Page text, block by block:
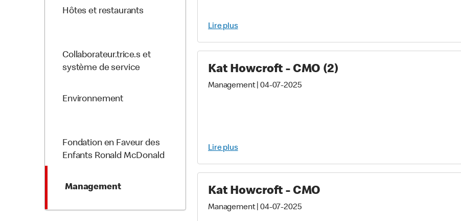
Hôtes et restaurants
Collaborateur.trice.s et
système de service
Environnement
Fondation en Faveur des
Enfants Ronald McDonald
Management
Lire plus
Kat Howcroft - CMO (2)
Management|04-07-2025
Lire plus
Kat Howcroft - CMO
Management|04-07-2025